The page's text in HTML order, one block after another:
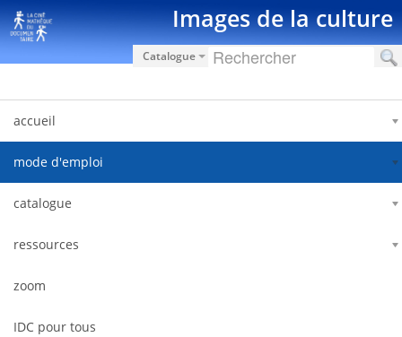
跳转到内容 Images de la culture
Catalogue
accueil
mode d'emploi
catalogue
ressources
zoom
IDC pour tous